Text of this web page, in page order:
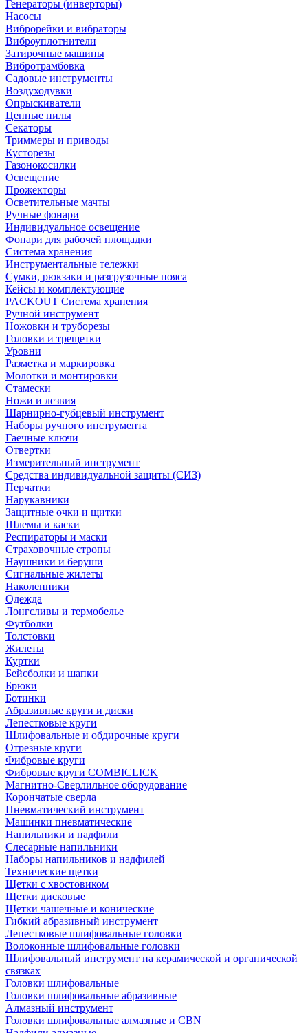
Генераторы (инверторы)
Насосы
Виброрейки и вибраторы
Виброуплотнители
Затирочные машины
Вибротрамбовка
Садовые инструменты
Воздуходувки
Опрыскиватели
Цепные пилы
Секаторы
Триммеры и приводы
Кусторезы
Газонокосилки
Освещение
Прожекторы
Осветительные мачты
Ручные фонари
Индивидуальное освещение
Фонари для рабочей площадки
Система хранения
Инструментальные тележки
Сумки, рюкзаки и разгрузочные пояса
Кейсы и комплектующие
PACKOUT Система хранения
Ручной инструмент
Ножовки и труборезы
Головки и трещетки
Уровни
Разметка и маркировка
Молотки и монтировки
Стамески
Ножи и лезвия
Шарнирно-губцевый инструмент
Наборы ручного инструмента
Гаечные ключи
Отвертки
Измерительный инструмент
Средства индивидуальной защиты (СИЗ)
Перчатки
Нарукавники
Защитные очки и щитки
Шлемы и каски
Респираторы и маски
Страховочные стропы
Наушники и беруши
Сигнальные жилеты
Наколенники
Одежда
Лонгсливы и термобелье
Футболки
Толстовки
Жилеты
Куртки
Бейсболки и шапки
Брюки
Ботинки
Абразивные круги и диски
Лепестковые круги
Шлифовальные и обдирочные круги
Отрезные круги
Фибровые круги
Фибровые круги COMBICLICK
Магнитно-Сверлильное оборудование
Корончатые сверла
Пневматический инструмент
Машинки пневматические
Напильники и надфили
Слесарные напильники
Наборы напильников и надфилей
Технические щетки
Щетки с хвостовиком
Щетки дисковые
Щетки чашечные и конические
Гибкий абразивный инструмент
Лепестковые шлифовальные головки
Волоконные шлифовальные головки
Шлифовальный инструмент на керамической и органической
связках
Головки шлифовальные
Головки шлифовальные абразивные
Алмазный инструмент
Головки шлифовальные алмазные и CBN